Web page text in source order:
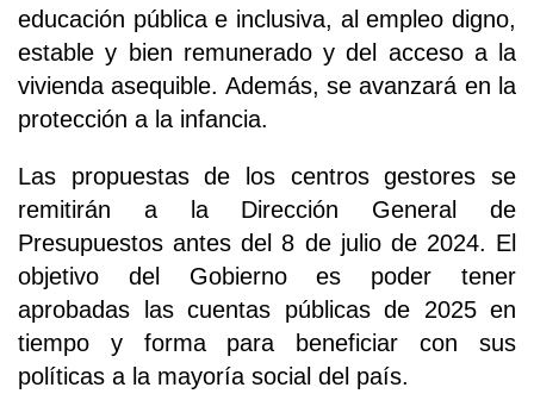
educación pública e inclusiva, al empleo digno,
estable y bien remunerado y del acceso a la
vivienda asequible. Además, se avanzará en la
protección a la infancia.
Las propuestas de los centros gestores se
remitirán a la Dirección General de
Presupuestos antes del 8 de julio de 2024. El
objetivo del Gobierno es poder tener
aprobadas las cuentas públicas de 2025 en
tiempo y forma para beneficiar con sus
políticas a la mayoría social del país.